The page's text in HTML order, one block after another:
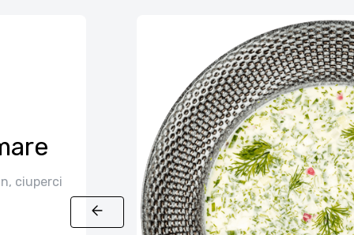
ciuperci